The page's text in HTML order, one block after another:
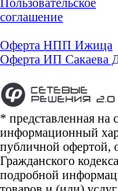
соглашение
Оферта НПП Ижица
Оферта ИП Сакаева
* представленная на
информационный
публичной офертой,
Гражданского
подробной